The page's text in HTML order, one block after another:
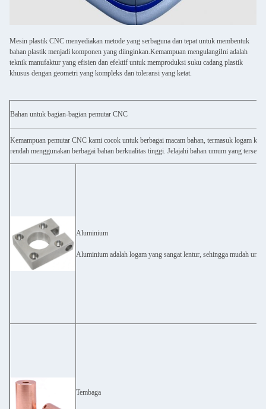
Mesin plastik CNC menyediakan metode yang serbaguna dan tepat untuk membentuk
bahan plastik menjadi komponen yang diinginkan.Kemampuan mengulangiIni adalah
teknik manufaktur yang efisien dan efektif untuk memproduksi suku cadang plastik
khusus dengan geometri yang kompleks dan toleransi yang ketat.
Bahan untuk bagian-bagian pemutar CNC
Kemampuan pemutar CNC kami cocok untuk berbagai macam bahan, termasuk logam
rendah menggunakan berbagai bahan berkualitas tinggi. Jelajahi bahan umum yang
Aluminium
Aluminium adalah logam yang sangat lentur, sehingga mudah
Tembaga